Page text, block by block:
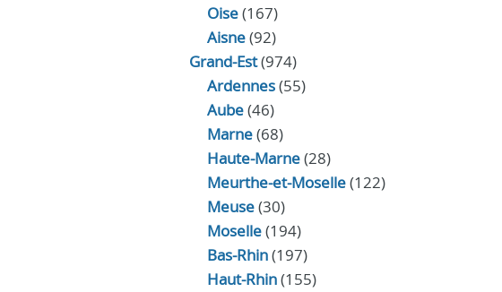
Oise(167)
Aisne(92)
Grand-Est(974)
Ardennes(55)
Aube(46)
Marne(68)
Haute-Marne(28)
Meurthe-et-Moselle(122)
Meuse(30)
Moselle(194)
Bas-Rhin(197)
Haut-Rhin(155)